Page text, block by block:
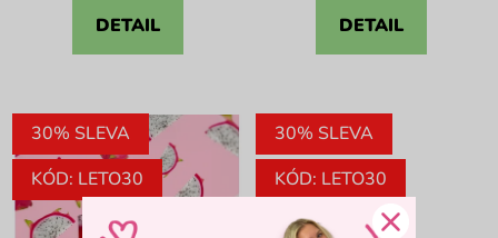
z
DETAIL
z
DETAIL
30% SLEVA
KÓD: LETO30
30% SLEVA
KÓD: LETO30